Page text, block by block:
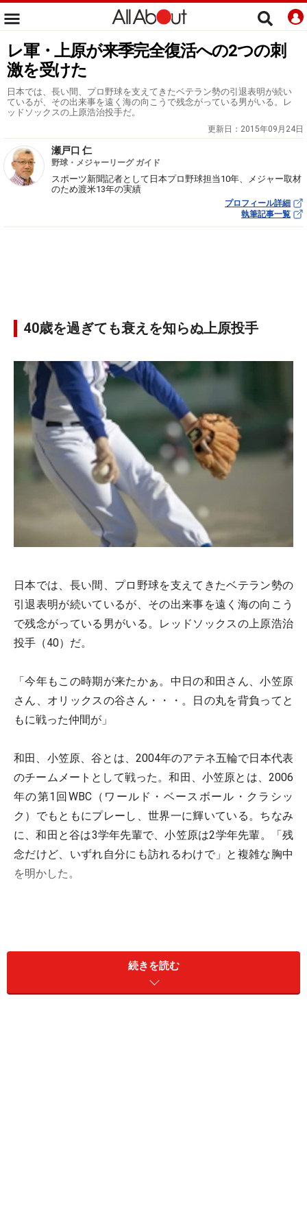
レ軍・上原が来季完全復活への2つの刺
激を受けた
日本では、長い間、プロ野球を支えてきたベテラン勢の引退表明が続い
ているが、その出来事を遠く海の向こうで残念がっている男がいる。レ
ッドソックスの上原浩治投手だ。
更新日： 2015年09月24日
瀬戸口 仁
野球・メジャーリーグ ガイド
スポーツ新聞記者として日本プロ野球担当10年、メジャー取材
のため渡米13年の実績
プロフィール詳細
執筆記事一覧
40歳を過ぎても衰えを知らぬ上原投手
日本では、長い間、プロ野球を支えてきたベテラン勢の
引退表明が続いているが、その出来事を遠く海の向こう
で残念がっている男がいる。レッドソックスの上原浩治
投手（40）だ。
「今年もこの時期が来たかぁ。中日の和田さん、小笠原
さん、オリックスの谷さん・・・。日の丸を背負ってと
もに戦った仲間が」
和田、小笠原、谷とは、2004年のアテネ五輪で日本代表
のチームメートとして戦った。和田、小笠原とは、2006
年の第1回WBC（ワールド・ベースボール・クラシッ
ク）でもともにプレーし、世界一に輝いている。ちなみ
に、和田と谷は3学年先輩で、小笠原は2学年先輩。「残
念だけど、いずれ自分にも訪れるわけで」と複雑な胸中
を明かした。
続きを読む